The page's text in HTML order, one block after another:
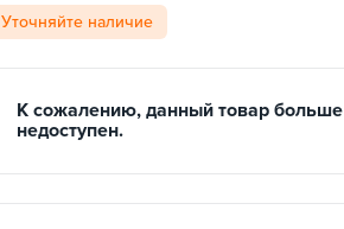
Уточняйте наличие
К сожалению, данный товар больше
недоступен.